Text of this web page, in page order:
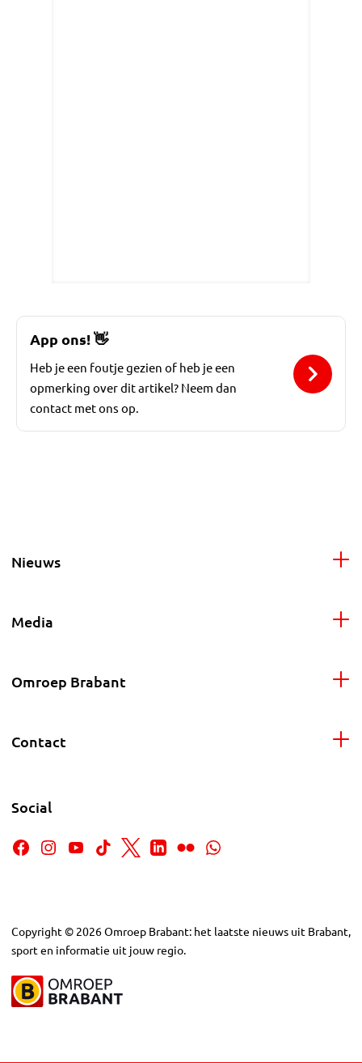
App ons!👋
Heb je een foutje gezien of heb je een
opmerking over dit artikel? Neem dan
contact met ons op.
Nieuws
Media
Omroep Brabant
Contact
Social
Copyright © 2026Omroep Brabant: het laatste nieuws uit Brabant,
sport en informatie uit jouw regio.